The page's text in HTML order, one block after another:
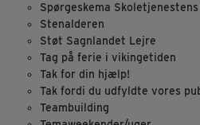
Spørgeskema
Stenalderen
Støt Sagnlandet Lejre
Tag på ferie i vikingetiden
Tak for din hjælp!
Tak fordi du udfyldte vores
Teambuilding